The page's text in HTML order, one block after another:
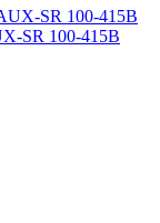
SR 100-415В